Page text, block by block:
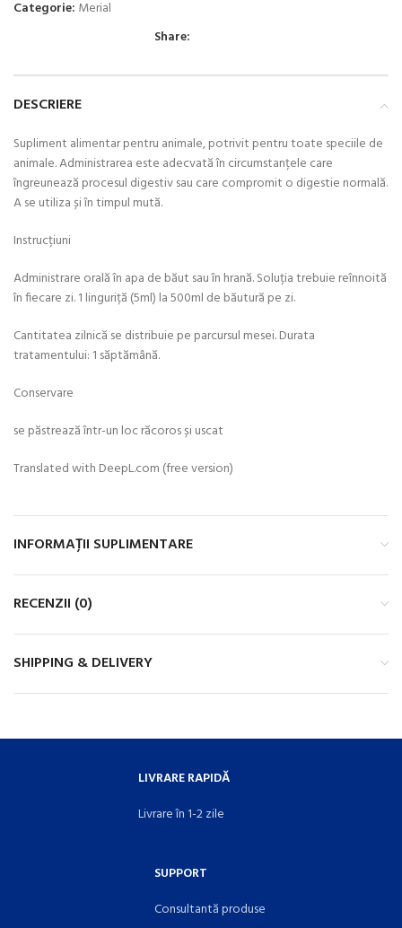
Categorie: Merial
Share:
DESCRIERE
Supliment alimentar pentru animale, potrivit pentru toate speciile de
animale. Administrarea este adecvată în circumstanțele care
îngreunează procesul digestiv sau care compromit o digestie normală.
A se utiliza și în timpul mută.
Instrucțiuni
Administrare orală în apa de băut sau în hrană. Soluția trebuie reînnoită
în fiecare zi. 1 linguriță (5ml) la 500ml de băutură pe zi.
Cantitatea zilnică se distribuie pe parcursul mesei. Durata
tratamentului: 1 săptămână.
Conservare
se păstrează într-un loc răcoros și uscat
Translated with DeepL.com (free version)
INFORMAȚII SUPLIMENTARE
RECENZII (0)
SHIPPING & DELIVERY
LIVRARE RAPIDĂ
Livrare în 1-2 zile
SUPPORT
Consultantă produse